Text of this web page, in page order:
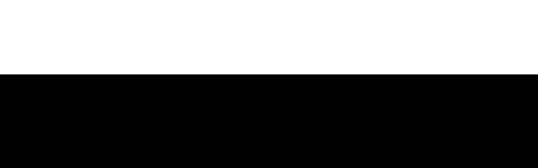
Deze
€ 21,75